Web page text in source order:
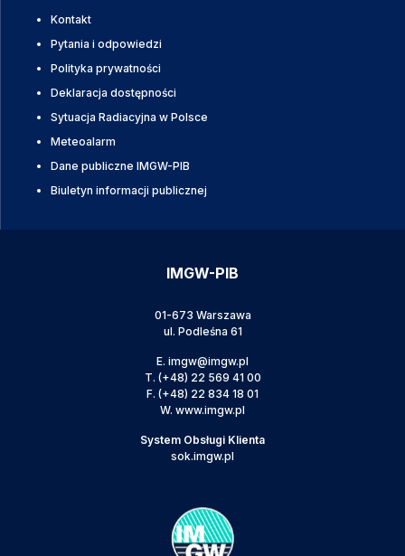
Kontakt
Pytania i odpowiedzi
Polityka prywatności
Deklaracja dostępności
Sytuacja Radiacyjna w Polsce
Meteoalarm
Dane publiczne IMGW-PIB
Biuletyn informacji publicznej
IMGW-PIB
01-673 Warszawa
ul. Podleśna 61
E. imgw@imgw.pl
T. (+48) 22 569 41 00
F. (+48) 22 834 18 01
W. www.imgw.pl
System Obsługi Klienta
sok.imgw.pl